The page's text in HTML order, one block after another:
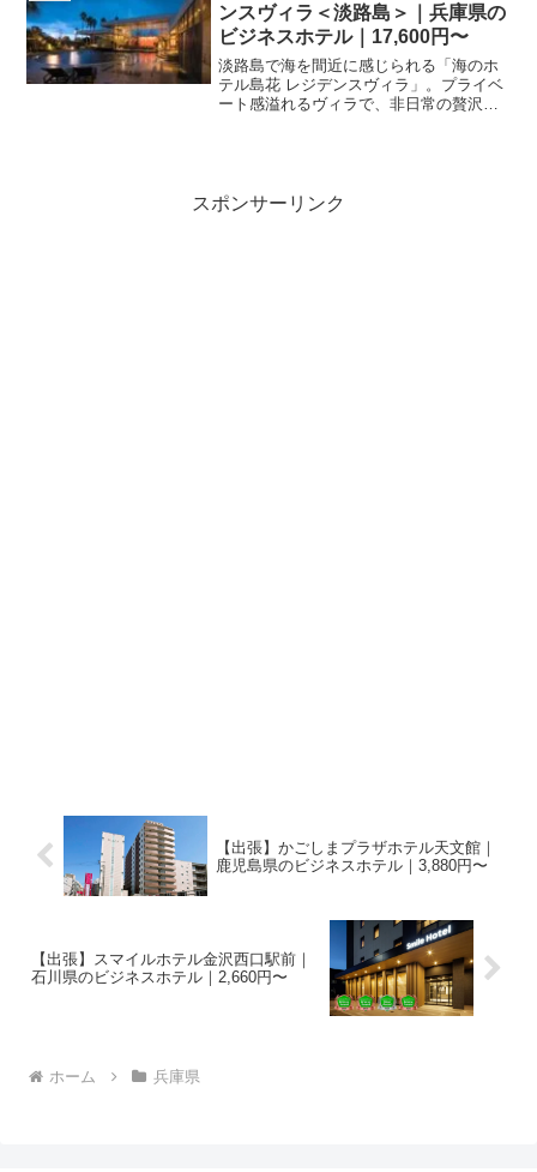
ンスヴィラ＜淡路島＞｜兵庫県の
ビジネスホテル｜17,600円〜
淡路島で海を間近に感じられる「海のホ
テル島花 レジデンスヴィラ」。プライベ
ート感溢れるヴィラで、非日常の贅沢な
スポンサーリンク
【出張】かごしまプラザホテル天文館｜
鹿児島県のビジネスホテル｜3,880円〜
【出張】スマイルホテル金沢西口駅前｜
石川県のビジネスホテル｜2,660円〜
ホーム 兵庫県